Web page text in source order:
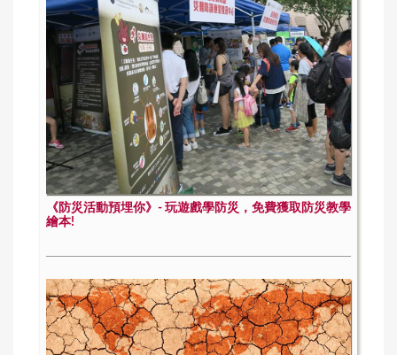
《防災活動預埋你》- 玩遊戲學防災，免費獲取防災教學
繪本!